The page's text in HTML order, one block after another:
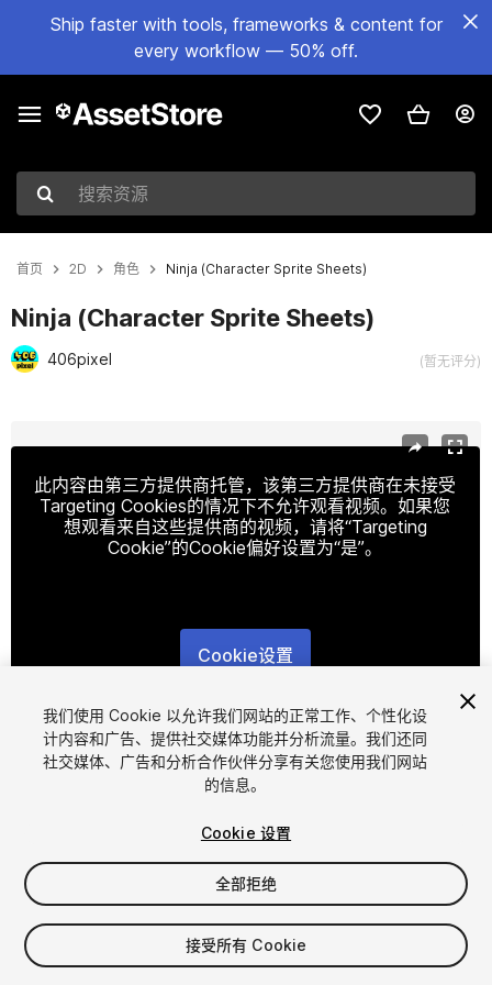
Ship faster with tools, frameworks & content for
every workflow — 50% off.
搜索资源
首页 2D 角色 Ninja (Character Sprite Sheets)
Ninja (Character Sprite Sheets)
406pixel (暂无评分)
此内容由第三方提供商托管，该第三方提供商在未接受
Targeting Cookies的情况下不允许观看视频。如果您
想观看来自这些提供商的视频，请将“Targeting
Cookie”的Cookie偏好设置为“是”。
Cookie设置
1/6
$7.99
增值税将在结算时计算
我们使用 Cookie 以允许我们网站的正常工作、个性化设
计内容和广告、提供社交媒体功能并分析流量。我们还同
社交媒体、广告和分析合作伙伴分享有关您使用我们网站
的信息。
Cookie 设置
全部拒绝
接受所有 Cookie